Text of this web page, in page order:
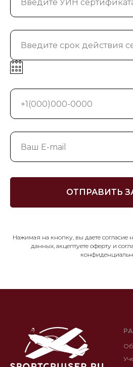
ОТПРАВИТЬ
Нажимая на кнопку, вы даете согласие
данных, акцептуете оферту и